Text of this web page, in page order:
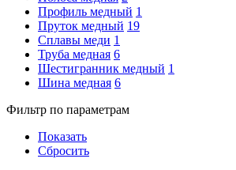
Профиль медный 1
Пруток медный 19
Сплавы меди 1
Труба медная 6
Шестигранник медный 1
Шина медная 6
Фильтр по параметрам
Показать
Сбросить